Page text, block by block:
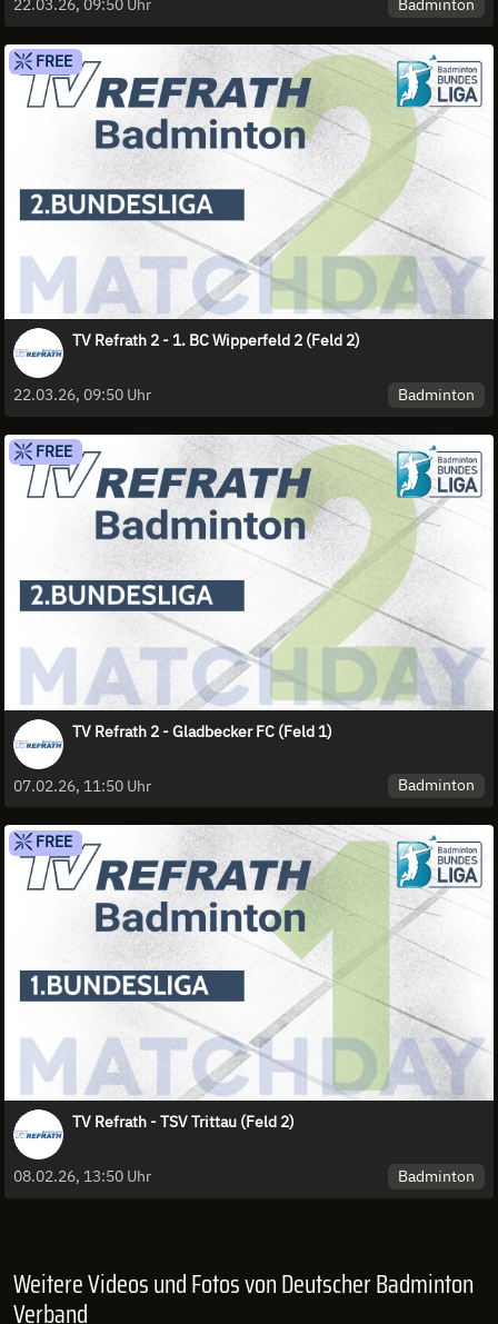
22.03.26, 09:50 Uhr Badminton
FREE
TV Refrath 2 - 1. BC Wipperfeld 2 (Feld 2)
22.03.26, 09:50 Uhr Badminton
FREE
TV Refrath 2 - Gladbecker FC (Feld 1)
07.02.26, 11:50 Uhr Badminton
FREE
TV Refrath - TSV Trittau (Feld 2)
08.02.26, 13:50 Uhr Badminton
Weitere Videos und Fotos von Deutscher Badminton
Verband